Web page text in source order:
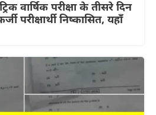
वार्षिक परीक्षा के तीसरे दिन
परीक्षार्थी निष्कासित, यहाँ